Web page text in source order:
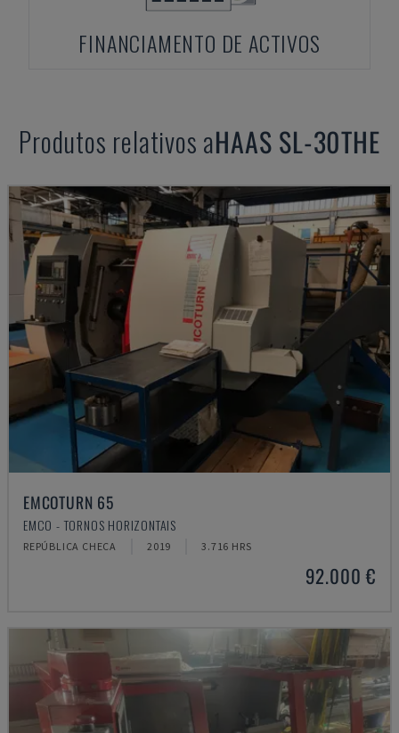
FINANCIAMENTO DE ACTIVOS
Produtos relativos aHAAS SL-30THE
EMCOTURN 65
EMCO - TORNOS HORIZONTAIS
REPÚBLICA CHECA 2019 3.716 HRS
92.000 €